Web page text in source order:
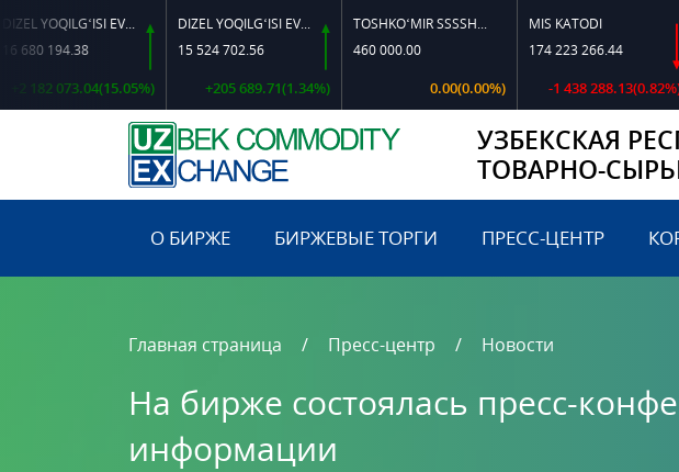
DIZEL YOQILG‘ISI EVRO L-K-4
DIZEL YOQILG‘ISI EVRO-L II K-4 SSDF
15 524 702.56
+205 689.71(1.34%)
TOSHKO‘MIR SSSSH-13
MIS KATODI
174 223 266.44
-1 438 288.13(0.82%)
17 000
УЗБЕКСКАЯ
ТОВАРНО-
О БИРЖЕ БИРЖЕВЫЕ ТОРГИ ПРЕСС-ЦЕНТР
Главная страница Пресс-центр Новости
На бирже состоялась пресс-
информации